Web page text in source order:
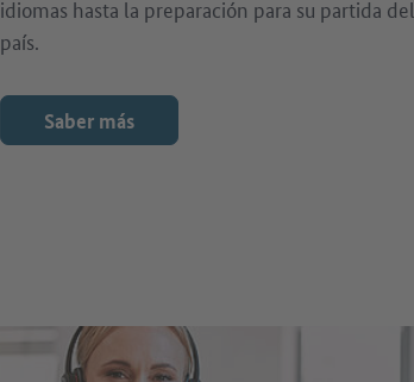
idiomas hasta la preparación para su partida del
país.
Saber más